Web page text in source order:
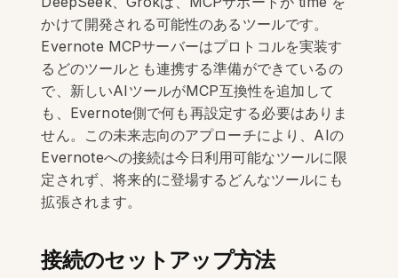
かけて開発される可能性のあるツールです。
Evernote MCPサーバーはプロトコルを実装す
るどのツールとも連携する準備ができているの
で、新しいAIツールがMCP互換性を追加して
も、Evernote側で何も再設定する必要はありま
せん。この未来志向のアプローチにより、AIの
Evernoteへの接続は今日利用可能なツールに限
定されず、将来的に登場するどんなツールにも
拡張されます。
接続のセットアップ方法